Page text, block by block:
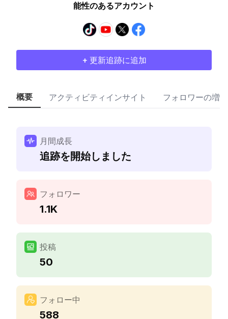
能性のあるアカウント
+ 更新追跡に追加
概要 アクティビティインサイト フォロワーの増加
月間成長
追跡を開始しました
フォロワー
1.1K
投稿
50
フォロー中
588